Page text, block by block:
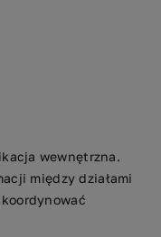
wewnętrzna.
między działami